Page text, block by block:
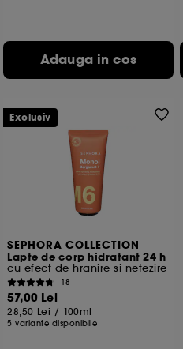
Adauga in cos
SEPHORA COLLECTION
Lapte de corp hidratant 24 h
cu efect de hranire si netezire
18
57,00 Lei
28,50 Lei / 100ml
5 variante disponibile
Exclusiv